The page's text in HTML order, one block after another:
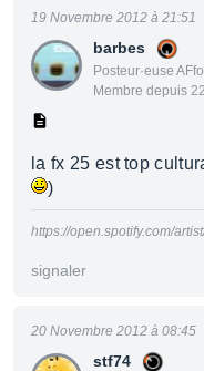
barbes
Posteur·euse
Membre depuis
19 Novembre 2012 à 21:51
la fx 25 est top
)
https://open.spotify.com/
signaler
stf74
20 Novembre 2012 à 08:45